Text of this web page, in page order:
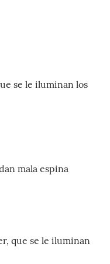
se le iluminan los
mala espina
que se le iluminan